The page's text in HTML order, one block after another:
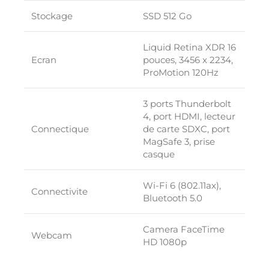
Stockage SSD 512 Go
Ecran
Liquid Retina XDR 16
pouces, 3456 x 2234,
ProMotion 120Hz
Connectique
3 ports Thunderbolt
4, port HDMI, lecteur
de carte SDXC, port
MagSafe 3, prise
casque
Connectivite
Wi-Fi 6 (802.11ax),
Bluetooth 5.0
Webcam
Camera FaceTime
HD 1080p